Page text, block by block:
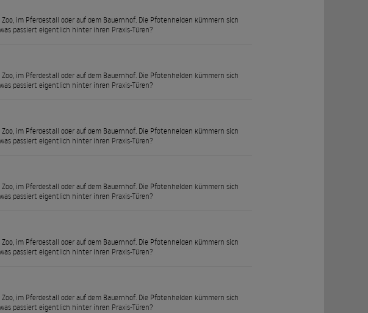
im Pferdestall oder auf dem Bauernhof. Die Pfotenhelden kümmern sich
passiert eigentlich hinter ihren Praxis-Türen?
im Pferdestall oder auf dem Bauernhof. Die Pfotenhelden kümmern sich
passiert eigentlich hinter ihren Praxis-Türen?
im Pferdestall oder auf dem Bauernhof. Die Pfotenhelden kümmern sich
passiert eigentlich hinter ihren Praxis-Türen?
im Pferdestall oder auf dem Bauernhof. Die Pfotenhelden kümmern sich
passiert eigentlich hinter ihren Praxis-Türen?
im Pferdestall oder auf dem Bauernhof. Die Pfotenhelden kümmern sich
passiert eigentlich hinter ihren Praxis-Türen?
im Pferdestall oder auf dem Bauernhof. Die Pfotenhelden kümmern sich
passiert eigentlich hinter ihren Praxis-Türen?